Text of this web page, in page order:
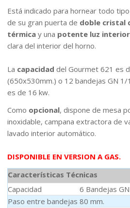
Está indicado para hornear todo
de su gran puerta de doble cristal
térmica y una potente luz interior
clara del interior del horno.
La capacidad del Gourmet 621 es
(650x530mm.) o 12 bandejas GN
es de 16 kw.
Como opcional, dispone de mesa
inoxidable, campana extractora de
lavado interior automático.
DISPONIBLE EN VERSION A GAS.
Características Técnicas
Capacidad
6 Bandejas
Paso entre bandejas 80 mm.